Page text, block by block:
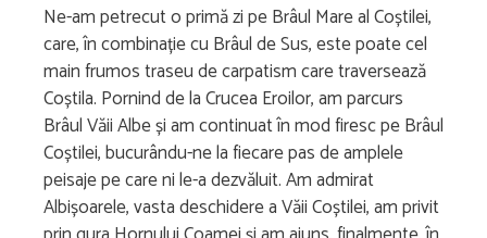
Ne-am petrecut o primă zi pe Brâul Mare al Coștilei,
care, în combinație cu Brâul de Sus, este poate cel
main frumos traseu de carpatism care traversează
Coștila. Pornind de la Crucea Eroilor, am parcurs
Brâul Văii Albe și am continuat în mod firesc pe Brâul
Coștilei, bucurându-ne la fiecare pas de amplele
peisaje pe care ni le-a dezvăluit. Am admirat
Albișoarele, vasta deschidere a Văii Coștilei, am privit